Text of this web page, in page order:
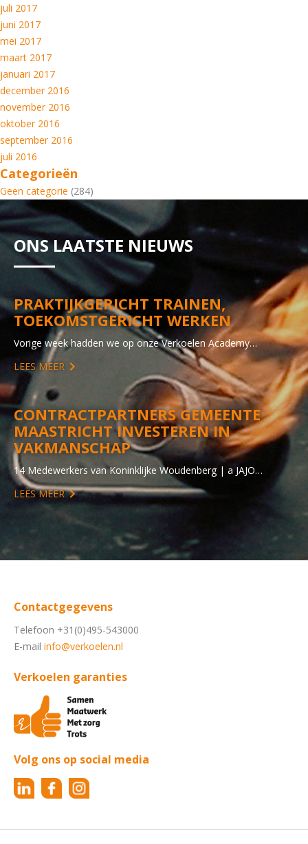
juli 2017
juni 2017
mei 2017
maart 2017
januari 2017
december 2016
november 2016
oktober 2016
september 2016
juli 2016
Categorieën
Geen categorie (284)
ONS LAATSTE NIEUWS
PRAKTIJKGERICHT TRAINEN,
TOEKOMSTGERICHT WERKEN
Vorige week hadden we op onze Verkoelen Academy…
LEES MEER
CONTRACTPARTNERS GEMEENTE
MAASTRICHT INVESTEREN IN
VAKMANSCHAP
14 Medewerkers van Koninklijke Woudenberg | a JAJO…
LEES MEER
Contactgegevens
Telefoon +31(0)495-543000
E-mail info@verkoelen.nl
Verkoelen garanties
Volg ons op social media